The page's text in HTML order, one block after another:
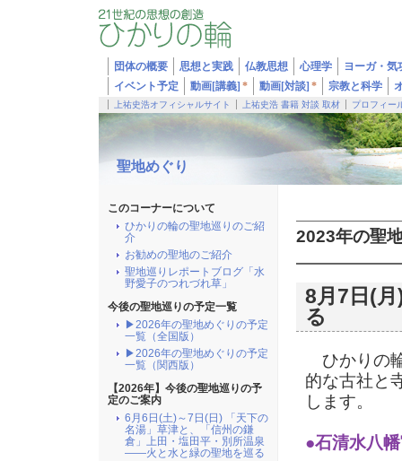
団体の概要 思想と実践 仏教思想 心理学
ヨーガ・気
イベント予定
動画[講義] * 動画[対談] * 宗教と科学
上祐史浩オフィシャルサイト 上祐史浩 書籍 対談 取材 プロフィー
聖地めぐり
2023年の聖
8月7日(
る
ひかりの
的な古社と
します。
●石清水八
このコーナーについて
ひかりの輪の聖地巡りのご紹
介
お勧めの聖地のご紹介
聖地巡りレポートブログ「水
野愛子のつれづれ草」
今後の聖地巡りの予定一覧
▶2026年の聖地めぐりの予定
一覧（全国版）
▶2026年の聖地めぐりの予定
一覧（関西版）
【2026年】今後の聖地巡りの予
定のご案内
6月6日(土)～7日(日) 「天下の
名湯」草津と、「信州の鎌
倉」上田・塩田平・別所温泉
――火と水と緑の聖地を巡る